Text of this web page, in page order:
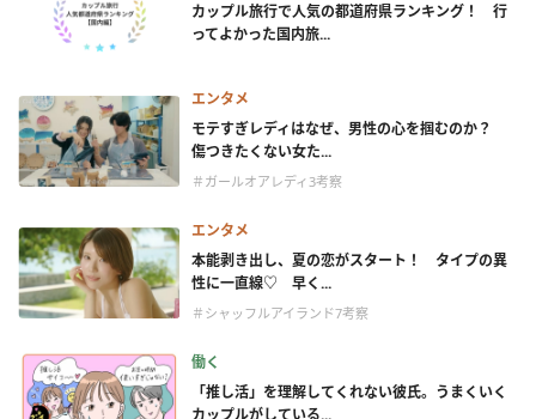
カップル旅行で人気の都道府県ランキング！ 行
ってよかった国内旅...
エンタメ
モテすぎレディはなぜ、男性の心を掴むのか？
傷つきたくない女た...
＃ガールオアレディ3考察
エンタメ
本能剥き出し、夏の恋がスタート！ タイプの異
性に一直線♡ 早く...
＃シャッフルアイランド7考察
働く
「推し活」を理解してくれない彼氏。うまくいく